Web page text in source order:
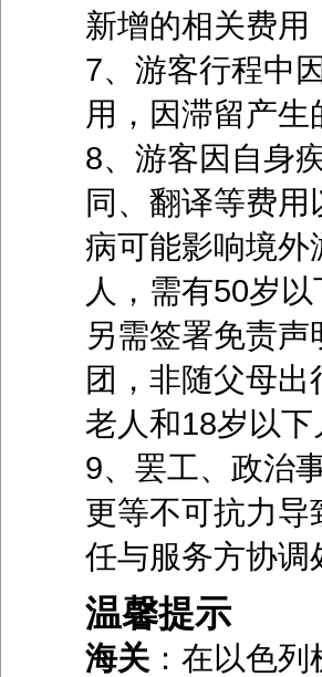
新增的相关费用
7、游客行程中
用，因滞留产生
8、游客因自身
同、翻译等费
病可能影响境外
人，需有50岁
另需签署免责
团，非随父母
老人和18岁以
9、罢工、政治
更等不可抗力
任与服务方协调
温馨提示
海关：在以色列